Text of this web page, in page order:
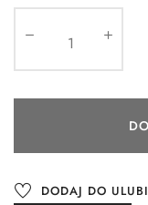
DODAJ DO